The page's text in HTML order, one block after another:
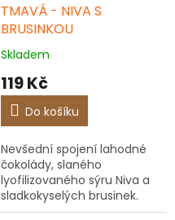
TMAVÁ - NIVA S
BRUSINKOU
Skladem
119 Kč
Do košíku
Nevšední spojení lahodné
čokolády, slaného
lyofilizovaného sýru Niva a
sladkokyselých brusinek.